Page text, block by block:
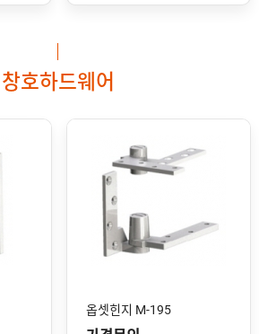
창호하드웨어
옵셋힌지 M-195